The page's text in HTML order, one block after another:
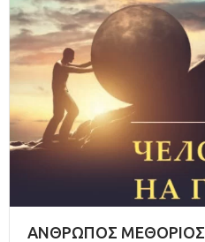
ΑΝΘΡΩΠΟΣ ΜΕΘΟΡΙΟΣ